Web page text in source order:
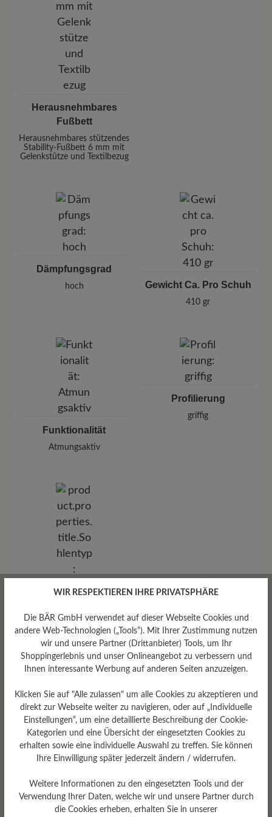
Herausnehmbares
Fußbett
Herausnehmbares stützendes
Stability-Fußbett 6 mm mit
Gelenkstütze und Textilbezug
Dämpfungsgrad
hoch Gewicht Ca. Pro Schuh
410 gr
Funktionalität
Atmungsaktiv
Profilierung
griffig
Endurance-Sohle aus PU-
Gummi
Bewertungen lesen
WIR RESPEKTIEREN IHRE PRIVATSPHÄRE
Die BÄR GmbH verwendet auf dieser Webseite Cookies und
andere Web-Technologien („Tools“). Mit Ihrer Zustimmung nutzen
wir und unsere Partner (Drittanbieter) Tools, um Ihr
Shoppingerlebnis und unser Onlineangebot zu verbessern und
Ihnen interessante Werbung auf anderen Seiten anzuzeigen.
Klicken Sie auf "Alle zulassen" um alle Cookies zu akzeptieren und
direkt zur Webseite weiter zu navigieren, oder auf „Individuelle
Einstellungen“, um eine detaillierte Beschreibung der Cookie-
Kategorien und eine Übersicht der eingesetzten Cookies zu
erhalten sowie eine individuelle Auswahl zu treffen. Sie können
Ihre Einwilligung später jederzeit ändern / widerrufen.
Weitere Informationen zu den eingesetzten Tools und der
Verwendung Ihrer Daten, welche wir und unsere Partner durch
die Cookies erheben, erhalten Sie in unserer